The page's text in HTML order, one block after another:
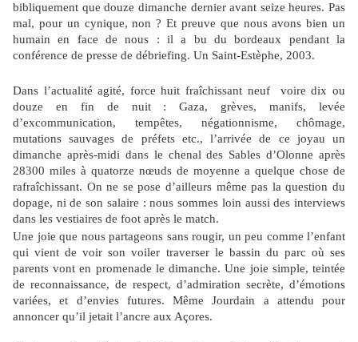
bibliquement que douze dimanche dernier avant seize heures. Pas
mal, pour un cynique, non ? Et preuve que nous avons bien un
humain en face de nous : il a bu du bordeaux pendant la
conférence de presse de débriefing. Un Saint-Estèphe, 2003.
Dans l’actualité agité, force huit fraîchissant neuf voire dix ou
douze en fin de nuit : Gaza, grèves, manifs, levée
d’excommunication, tempêtes, négationnisme, chômage,
mutations sauvages de préfets etc., l’arrivée de ce joyau un
dimanche après-midi dans le chenal des Sables d’Olonne après
28300 miles à quatorze nœuds de moyenne a quelque chose de
rafraîchissant. On ne se pose d’ailleurs même pas la question du
dopage, ni de son salaire : nous sommes loin aussi des interviews
dans les vestiaires de foot après le match.
Une joie que nous partageons sans rougir, un peu comme l’enfant
qui vient de voir son voiler traverser le bassin du parc où ses
parents vont en promenade le dimanche. Une joie simple, teintée
de reconnaissance, de respect, d’admiration secrète, d’émotions
variées, et d’envies futures. Même Jourdain a attendu pour
annoncer qu’il jetait l’ancre aux Açores.